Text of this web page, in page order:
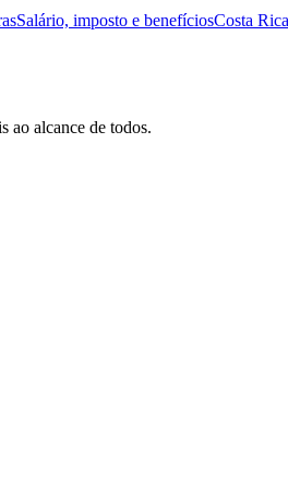
Salário, imposto e benefíciosCosta Rica
ao alcance de todos.